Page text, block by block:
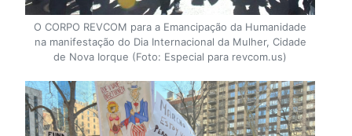
O CORPO REVCOM para a Emancipação da Humanidade
na manifestação do Dia Internacional da Mulher, Cidade
de Nova Iorque (Foto: Especial para revcom.us)